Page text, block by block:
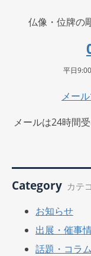
仏像・位牌の
平日
メー
メールは24時間
Category カテ
お知らせ
出展・催事
話題・コラム